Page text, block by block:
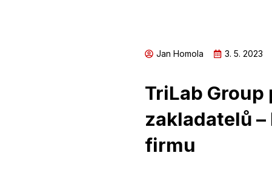
Jan Homola 3. 5. 2023
TriLab
zakladatelů
firmu